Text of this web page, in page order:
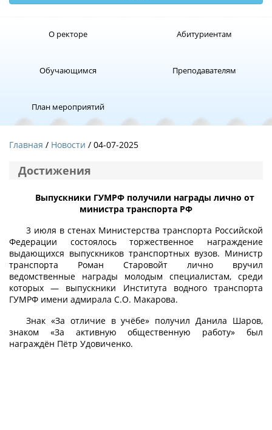
О ректоре Абитуриентам
Обучающимся Преподавателям
План мероприятий
Главная Новости / 04-07-2025
Достижения
Выпускники ГУМРФ получили награды лично от
министра транспорта РФ
3 июля в стенах Министерства транспорта Российской
Федерации состоялось торжественное награждение
выдающихся выпускников транспортных вузов. Министр
транспорта Роман Старовойт лично вручил
ведомственные награды молодым специалистам, среди
которых — выпускники Института водного транспорта
ГУМРФ имени адмирала С.О. Макарова.
Знак «За отличие в учёбе» получил Данила Шаров,
знаком «За активную общественную работу» был
награждён Пётр Удовиченко.